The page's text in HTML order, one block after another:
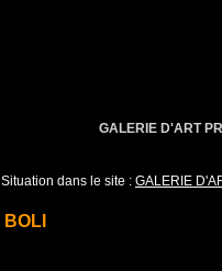
GALERIE D'ART
Situation dans le site : GALERIE
BOLI